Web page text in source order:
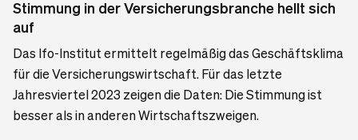
Stimmung in der Versicherungsbranche hellt sich
auf
Das Ifo-Institut ermittelt regelmäßig das Geschäftsklima
für die Versicherungswirtschaft. Für das letzte
Jahresviertel 2023 zeigen die Daten: Die Stimmung ist
besser als in anderen Wirtschaftszweigen.